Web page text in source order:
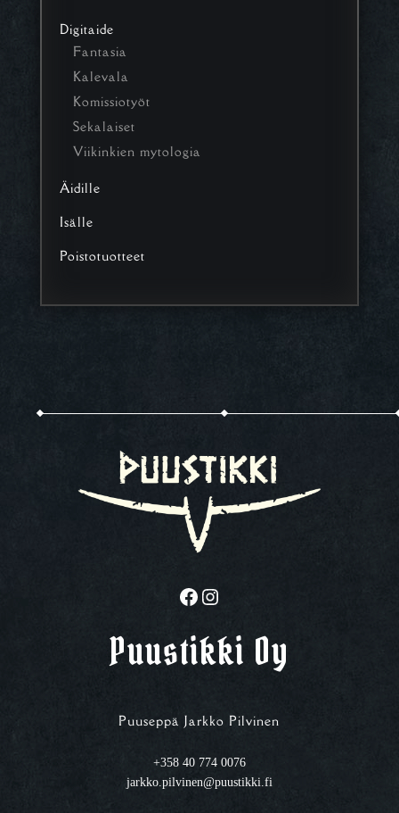
Digitaide
Fantasia
Kalevala
Komissiotyöt
Sekalaiset
Viikinkien mytologia
Äidille
Isälle
Poistotuotteet
Facebook Instagram
Puustikki Oy
Puuseppä Jarkko Pilvinen
+358 40 774 0076
jarkko.pilvinen@puustikki.fi